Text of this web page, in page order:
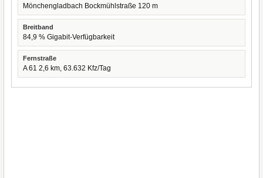
Mönchengladbach Bockmühlstraße 120 m
Breitband
84,9 % Gigabit-Verfügbarkeit
Fernstraße
A 61 2,6 km, 63.632 Kfz/Tag